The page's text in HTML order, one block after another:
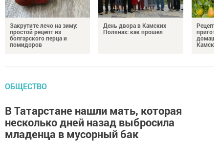
Закрутите лечо на зиму:
простой рецепт из
болгарского перца и
помидоров
День двора в Камских
Полянах: как прошел
ОБЩЕСТВО
В Татарстане нашли мать, которая
несколько дней назад выбросила
младенца в мусорный бак